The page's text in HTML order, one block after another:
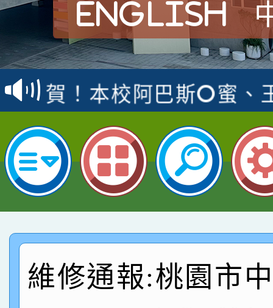
English
賀！本校參加桃園市中
賽 洪綺君教師榮獲社
賀！本校阿巴斯O蜜、
倩參加桃園市科展 國
名 指導老師王老師、
賀！本校四年二班張O
桃園市英語競賽國小朗
名，指導老師林老師
賀！本校參加桃園市中
賽 劉文瑛教師榮獲教
賀！本校參與2026世
創客第三名。
賽 洪綺君教師榮獲社
名
賀！本校阿巴斯O蜜、
維修通報:桃園市